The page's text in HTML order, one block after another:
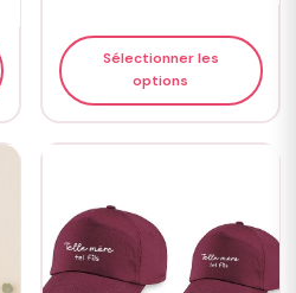
Sélectionner les
options